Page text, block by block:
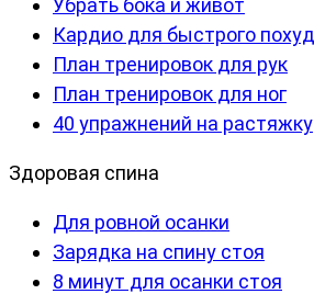
Убрать бока и живот
Кардио для быстрого
План тренировок для рук
План тренировок для ног
40 упражнений на растяжку
Здоровая спина
Для ровной осанки
Зарядка на спину стоя
8 минут для осанки стоя